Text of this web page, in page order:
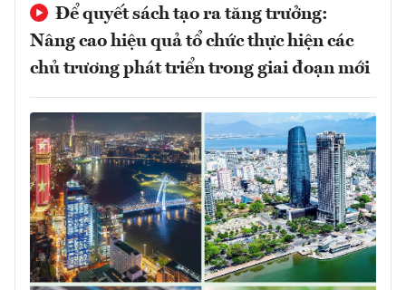
Để quyết sách tạo ra tăng trưởng:
Nâng cao hiệu quả tổ chức thực hiện các
chủ trương phát triển trong giai đoạn mới